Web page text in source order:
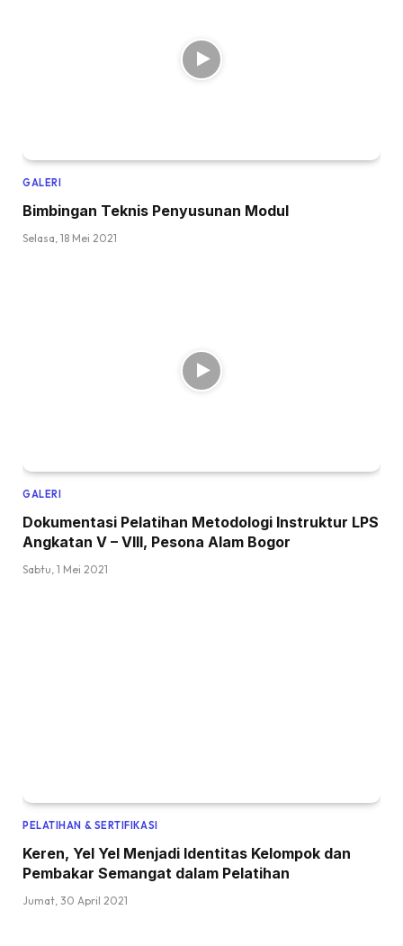
GALERI
Bimbingan Teknis Penyusunan Modul
Selasa, 18 Mei 2021
GALERI
Dokumentasi Pelatihan Metodologi Instruktur LPS
Angkatan V – VIII, Pesona Alam Bogor
Sabtu, 1 Mei 2021
PELATIHAN & SERTIFIKASI
Keren, Yel Yel Menjadi Identitas Kelompok dan
Pembakar Semangat dalam Pelatihan
Jumat, 30 April 2021